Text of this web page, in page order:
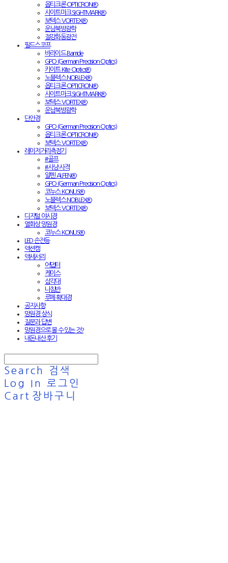
옵티크론 OPTICRON®
사이트마크 SIGHTMARK®
보텍스 VORTEX®
운남북방광학
절강화동광전
필드스코프
바라이드 Barride
GPO (German Precision Optics)
카이트 Kite Optics®
노블렉스 NOBLEX®
옵티크론 OPTICRON®
사이트마크 SIGHTMARK®
보텍스 VORTEX®
운남북방광학
단안경
GPO (German Precision Optics)
옵티크론 OPTICRON®
보텍스 VORTEX®
레이저거리측정기
#골프
#사냥·사격
알펜 ALPEN®
GPO (German Precision Optics)
코누스 KONUS®
노블렉스 NOBLEX®
보텍스 VORTEX®
디지털 야시경
열화상 망원경
코누스 KONUS®
LED 손전등
액션캠
액세서리
어댑터
케이스
삼각대
나침반
루페·확대경
공지사항
망원경 상식
질문과 답변
망원경으로 볼 수 있는 것?
내돈내산 후기
Search
검색
Log In
로그인
Cart 장바구니